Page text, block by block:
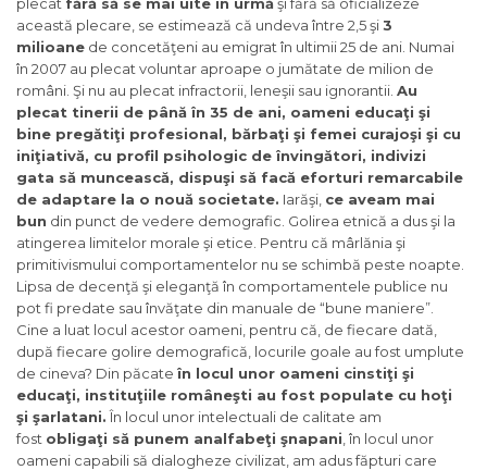
această plecare, se estimează că undeva între 2,5 şi3
milioane de concetăţeni au emigrat în ultimii 25 de ani. Numai
în 2007 au plecat voluntar aproape o jumătate de milion de
români. Şi nu au plecat infractorii, leneşii sau ignorantii. Au
plecat tinerii de până în 35 de ani, oameni educaţi şi
bine pregătiţi profesional, bărbaţi şi femei curajoşi şi cu
iniţiativă, cu profil psihologic de învingători, indivizi
gata să muncească, dispuşi să facă eforturi remarcabile
de adaptare la o nouă societate. Iarăşi, ce aveam mai
bun din punct de vedere demografic. Golirea etnică a dus şi la
atingerea limitelor morale şi etice. Pentru că mârlănia şi
primitivismului comportamentelor nu se schimbă peste noapte.
Lipsa de decenţă şi eleganţă în comportamentele publice nu
pot fi predate sau învăţate din manuale de “bune maniere”.
Cine a luat locul acestor oameni, pentru că, de fiecare dată,
după fiecare golire demografică, locurile goale au fost umplute
de cineva? Din păcate în locul unor oameni cinstiţi şi
educaţi, instituţiile româneşti au fost populate cu hoţi
şi şarlatani.În locul unor intelectuali de calitate am
fost obligaţi să punem analfabeţi şnapani , în locul unor
oameni capabili să dialogheze civilizat, am adus făpturi care